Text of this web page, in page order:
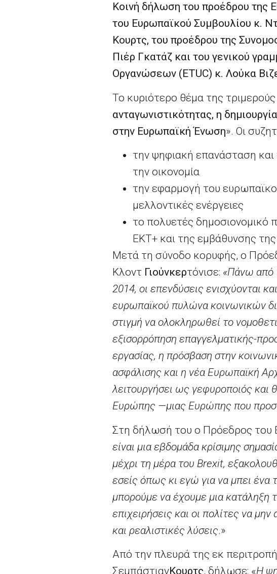
Κοινή δήλωση του προέδρου της
του Ευρωπαϊκού Συμβουλίου κ.
Κουρτς, του προέδρου της
Πιέρ Γκατάζ και του γενικού
Οργανώσεων (ETUC) κ. Λούκα
Το κυριότερο θέμα της
ανταγωνιστικότητας, η
στην Ευρωπαϊκή Ένωση». Οι
την ψηφιακή επανάσταση και
την οικονομία
την εφαρμογή του
μελλοντικές ενέργειες
το πολυετές δημοσιονομικό
ΕΚΤ+ και της εμβάθυνσης
Μετά τη σύνοδο κορυφής, ο
Κλοντ Γιούνκερτόνισε: «Πάνω από
2014, οι επενδύσεις ενισχύονται
ευρωπαϊκού πυλώνα κοινωνικών
στιγμή να ολοκληρωθεί το
εξισορρόπηση επαγγελματικής-
εργασίας, η πρόσβαση στην
ασφάλισης και η νέα Ευρωπαϊκή
λειτουργήσει ως γεφυροποιός και
Ευρώπης —μιας Ευρώπης που
Στη δήλωσή του ο Πρόεδρος του
είναι μια εβδομάδα κρίσιμης
μέχρι τη μέρα του Brexit,
εσείς όπως κι εγώ για να μπει ένα
μπορούμε να έχουμε μια κατάληξη
επιχειρήσεις και οι πολίτες να
και ρεαλιστικές λύσεις.»
Από την πλευρά της εκ
ΣεμπάστιανΚουρτς, δήλωσε: «Η